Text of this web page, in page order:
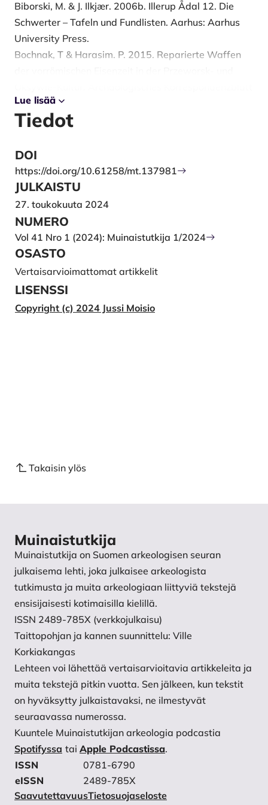
Biborski, M. & J. Ilkjær. 2006b. Illerup Ådal 12. Die
Schwerter – Tafeln und Fundlisten. Aarhus: Aarhus
University Press.
Bochnak, T & Harasim. P. 2015. Reparierte Waffen
Jahrgang 45: 519–533.
Lang, V. 2007. The Bronze and the Early Iron Ages in
University Press.
Luoto, J. 2004. Hiukkasaari Vammala – Tyrvää.
Linnoitetun asuinpaikan tutkimus. Tyrvään seudun
Kotiseutuyhdistyksen julkaisuja LXXXVI. Tyrvää:
Tyrvään seudun kotiseutuyhdistys.
Miks, C. 2007a. Studien zur römischen
Schwertbewaffnung in der Kaiserzeit. Text. Kölner
Miks, C. 2007b. Studien zur römischen
Schwertbewaffnung in der Kaiserzeit. Katalog und
läänemeremaades. Uurimusi Jûri Seliranna auks.
Poutiainen, H. 1989. Savonranta Orivesi Paasselkä
Tarkastusraportti, Museovirasto, Helsinki.
Poutiainen, H. 1994. Savonranta Orivirran saarto -
historiallisen ajan kenttävarustuksen kartoitus ja
koekaivaus v. 1993. Kaivausraportti, Museovirasto,
Helsinki.
Saliola, M. & Casprini. F. 2012. Pugio – Gladius Brevis
Est. History and Technology of the Roman Battle
Dagger. BAR International Series 2404. Oxford:
Archaeopress.
Salmo, H. 1938. Die Waffen der Merowingerzeit in
Finnland. Suomen muinaismuistoyhdistyksen
aikakauskirja XLII: 1. Helsinki, Suomen
muinaismuistoyhdistys.
Salo, U. 1968. Die frührömische Zeit in Finnland.
Suomen muinaismuistoyhdistyksen aikakauskirja 67.
Helsinki: Suomen muinaismuistoyhdistys.
Salo, U. 1984a. Pronssikausi ja rautakauden alku. E.
Lue lisää
Tiedot
DOI
https://doi.org/10.61258/mt.137981
JULKAISTU
27. toukokuuta 2024
NUMERO
Vol 41 Nro 1 (2024): Muinaistutkija 1/2024
OSASTO
Vertaisarvioimattomat artikkelit
LISENSSI
Copyright (c) 2024 Jussi Moisio
Takaisin ylös
Muinaistutkija
Muinaistutkija on Suomen arkeologisen seuran
julkaisema lehti, joka julkaisee arkeologista
tutkimusta ja muita arkeologiaan liittyviä tekstejä
ensisijaisesti kotimaisilla kielillä.
ISSN 2489-785X (verkkojulkaisu)
Taittopohjan ja kannen suunnittelu: Ville
Korkiakangas
Lehteen voi lähettää vertaisarvioitavia artikkeleita ja
muita tekstejä pitkin vuotta. Sen jälkeen, kun tekstit
on hyväksytty julkaistavaksi, ne ilmestyvät
seuraavassa numerossa.
Kuuntele Muinaistutkijan arkeologia podcastia
Spotifyssa tai Apple Podcastissa.
ISSN
0781-6790
eISSN
2489-785X
SaavutettavuusTietosuojaseloste